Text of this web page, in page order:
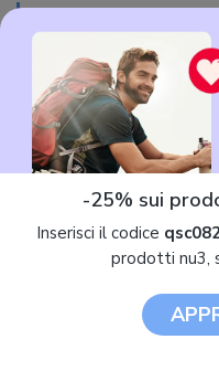
Voto finale:8.6
Sistema di mappatura
Prestazioni
9.1
Andamento
-25% sui
Inserisci il codice
prodotti nu3,